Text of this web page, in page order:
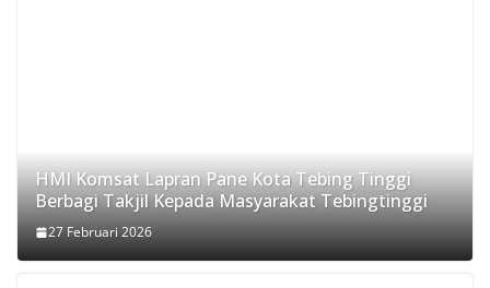
HMI Komsat Lapran Pane Kota Tebing Tinggi
Berbagi Takjil Kepada Masyarakat Tebingtinggi
27 Februari 2026